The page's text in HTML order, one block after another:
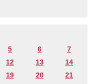
5 6
7
12 13
14
19 20
21